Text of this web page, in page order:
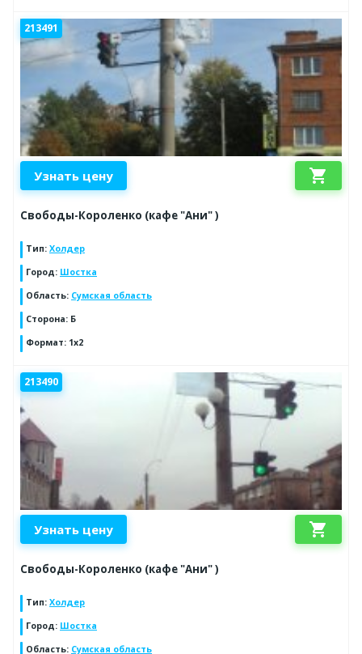
213491
Узнать цену shopping_cart
Свободы-Короленко (кафе "Ани" )
Тип: Холдер
Город: Шостка
Область: Сумская область
Сторона: Б
Формат: 1x2
213490
Узнать цену shopping_cart
Свободы-Короленко (кафе "Ани" )
Тип: Холдер
Город: Шостка
Область: Сумская область